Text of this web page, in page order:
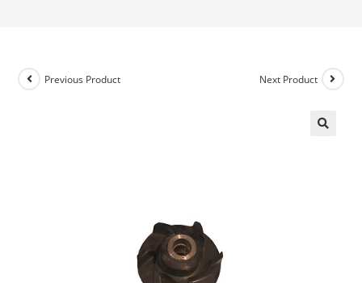
Previous Product Next Product